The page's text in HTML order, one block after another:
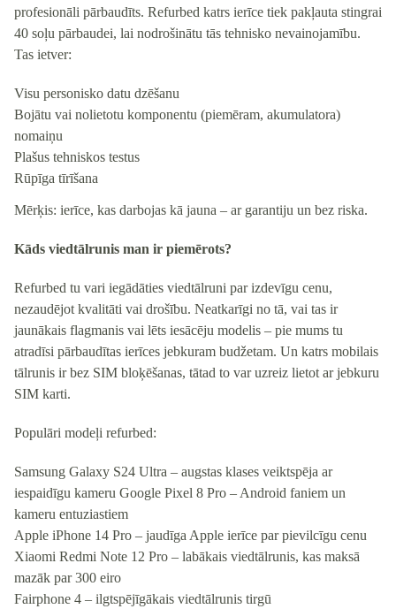
profesionāli pārbaudīts. Refurbed katrs ierīce tiek pakļauta stingrai
40 soļu pārbaudei, lai nodrošinātu tās tehnisko nevainojamību.
Tas ietver:
Visu personisko datu dzēšanu
Bojātu vai nolietotu komponentu (piemēram, akumulatora)
nomaiņu
Plašus tehniskos testus
Rūpīga tīrīšana
Mērķis: ierīce, kas darbojas kā jauna – ar garantiju un bez riska.
Kāds viedtālrunis man ir piemērots?
Refurbed tu vari iegādāties viedtālruni par izdevīgu cenu,
nezaudējot kvalitāti vai drošību. Neatkarīgi no tā, vai tas ir
jaunākais flagmanis vai lēts iesācēju modelis – pie mums tu
atradīsi pārbaudītas ierīces jebkuram budžetam. Un katrs mobilais
tālrunis ir bez SIM bloķēšanas, tātad to var uzreiz lietot ar jebkuru
SIM karti.
Populāri modeļi refurbed:
Samsung Galaxy S24 Ultra – augstas klases veiktspēja ar
iespaidīgu kameru Google Pixel 8 Pro – Android faniem un
kameru entuziastiem
Apple iPhone 14 Pro – jaudīga Apple ierīce par pievilcīgu cenu
Xiaomi Redmi Note 12 Pro – labākais viedtālrunis, kas maksā
mazāk par 300 eiro
Fairphone 4 – ilgtspējīgākais viedtālrunis tirgū